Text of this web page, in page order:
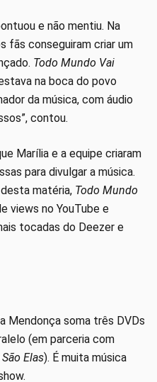
e não mentiu. Na
fãs conseguiram criar um
Todo Mundo Vai
na boca do povo
da música, com áudio
contou.
Marília e a equipe criaram
para divulgar a música.
matéria, Todo Mundo
views no YouTube e
tocadas do Deezer e
Mendonça soma três DVDs
(em parceria com
Elas). É muita música